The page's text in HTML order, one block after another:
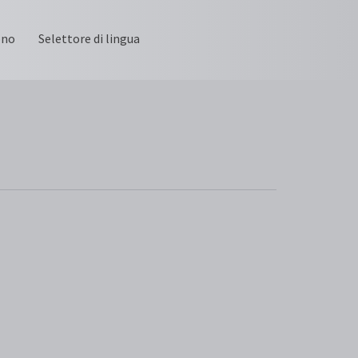
Selettore di lingua